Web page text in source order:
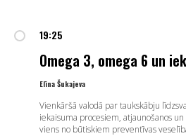
19:25
Omega 3, omega 6 un
Elīna Šukajeva
Vienkāršā valodā par taukskābju
iekaisuma procesiem, atjaunošanos
viens no būtiskiem preventīvas